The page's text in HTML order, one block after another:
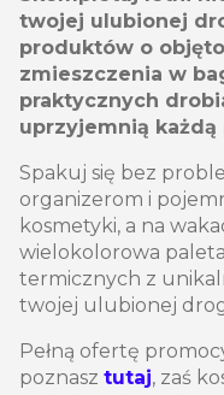
twojej ulubionej
produktów o
zmieszczenia w
praktycznych
uprzyjemnią każdą
Spakuj się bez
organizerom i
kosmetyki, a na
wielokolorowa
termicznych z
twojej ulubionej
Pełną ofertę
poznasz tutaj, zaś